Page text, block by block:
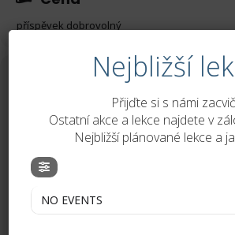
bude. To znamená udělat rezervaci v této
Pro více info stačí zavolat/napsat na 734
namessenger
příspěvek dobrovolný
Pořadatel
Acroyoga Ostrava
Nejbližší
Přijďte si s námi
Ostatní akce a lekce najdete v
Nejbližší plánované lekce a
NO EVENTS